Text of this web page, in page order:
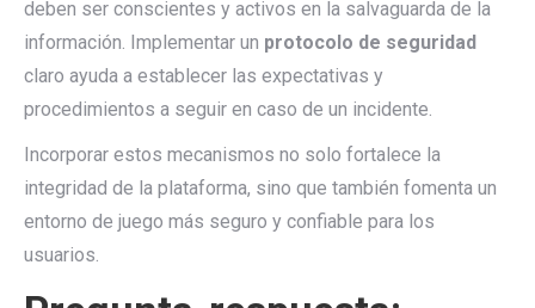
deben ser conscientes y activos en la salvaguarda de la
información. Implementar un protocolo de seguridad
claro ayuda a establecer las expectativas y
procedimientos a seguir en caso de un incidente.
Incorporar estos mecanismos no solo fortalece la
integridad de la plataforma, sino que también fomenta un
entorno de juego más seguro y confiable para los
usuarios.